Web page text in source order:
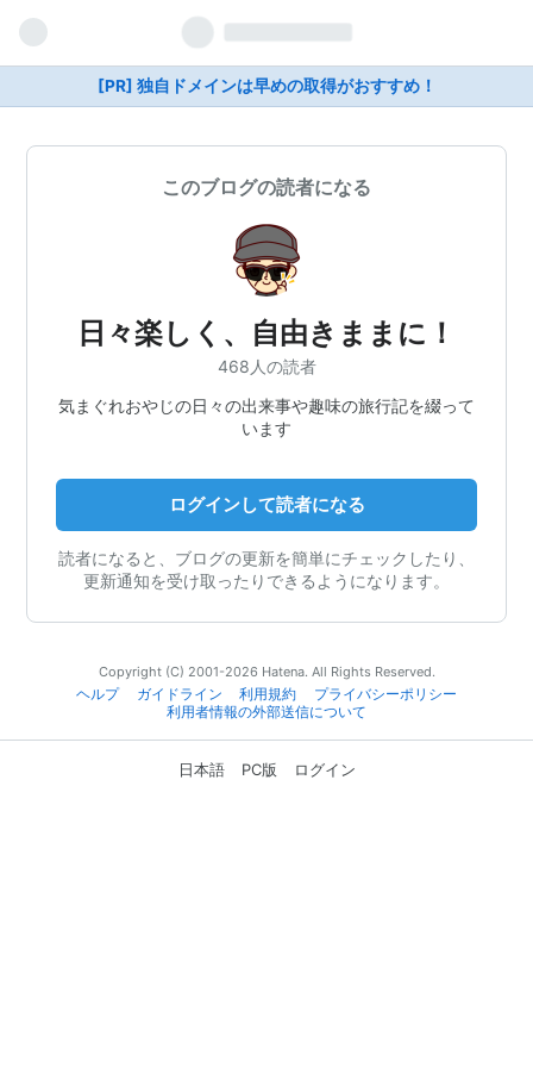
[PR] 独自ドメインは早めの取得がおすすめ！
このブログの読者になる
日々楽しく、自由きままに！
468人の読者
気まぐれおやじの日々の出来事や趣味の旅行記を綴って
います
ログインして読者になる
読者になると、ブログの更新を簡単にチェックしたり、
更新通知を受け取ったりできるようになります。
Copyright (C) 2001-2026 Hatena. All Rights Reserved.
ヘルプ
ガイドライン 利用規約
プライバシーポリシー
利用者情報の外部送信について
日本語 PC版 ログイン